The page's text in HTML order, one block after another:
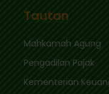
Tautan
Mahkamah Agung
Pengadilan Pajak
Kementerian